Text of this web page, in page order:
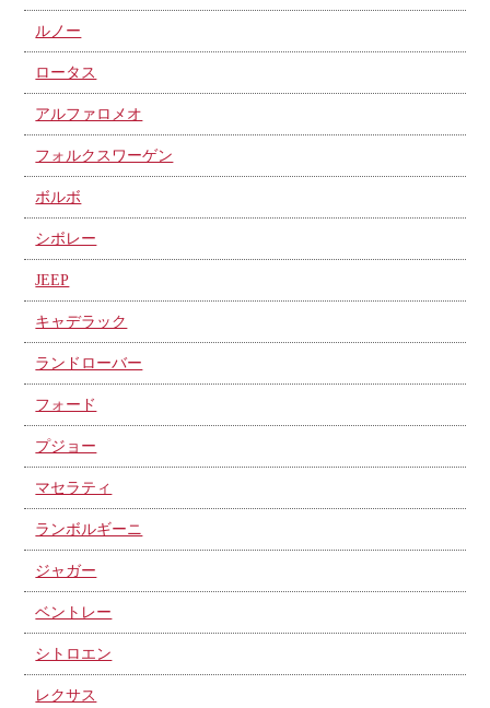
ルノー
ロータス
アルファロメオ
フォルクスワーゲン
ボルボ
シボレー
JEEP
キャデラック
ランドローバー
フォード
プジョー
マセラティ
ランボルギーニ
ジャガー
ベントレー
シトロエン
レクサス